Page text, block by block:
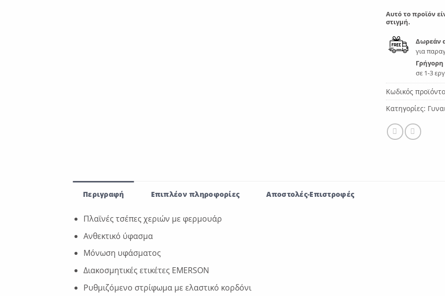
Αυτό το προϊόν
στιγμή.
Δωρεάν
για
σε 1-3
Κωδικός
Κατηγορίες:
Περιγραφή Επιπλέον πληροφορίες Αποστολές-Επιστροφές
Πλαϊνές τσέπες χεριών με φερμουάρ
Ανθεκτικό ύφασμα
Μόνωση υφάσματος
Διακοσμητικές ετικέτες EMERSON
Ρυθμιζόμενο στρίφωμα με ελαστικό κορδόνι